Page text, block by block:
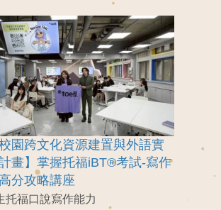
園跨文化資源建置與外語實
畫】掌握托福iBT®考試-寫作
分攻略講座
托福口說寫作能力